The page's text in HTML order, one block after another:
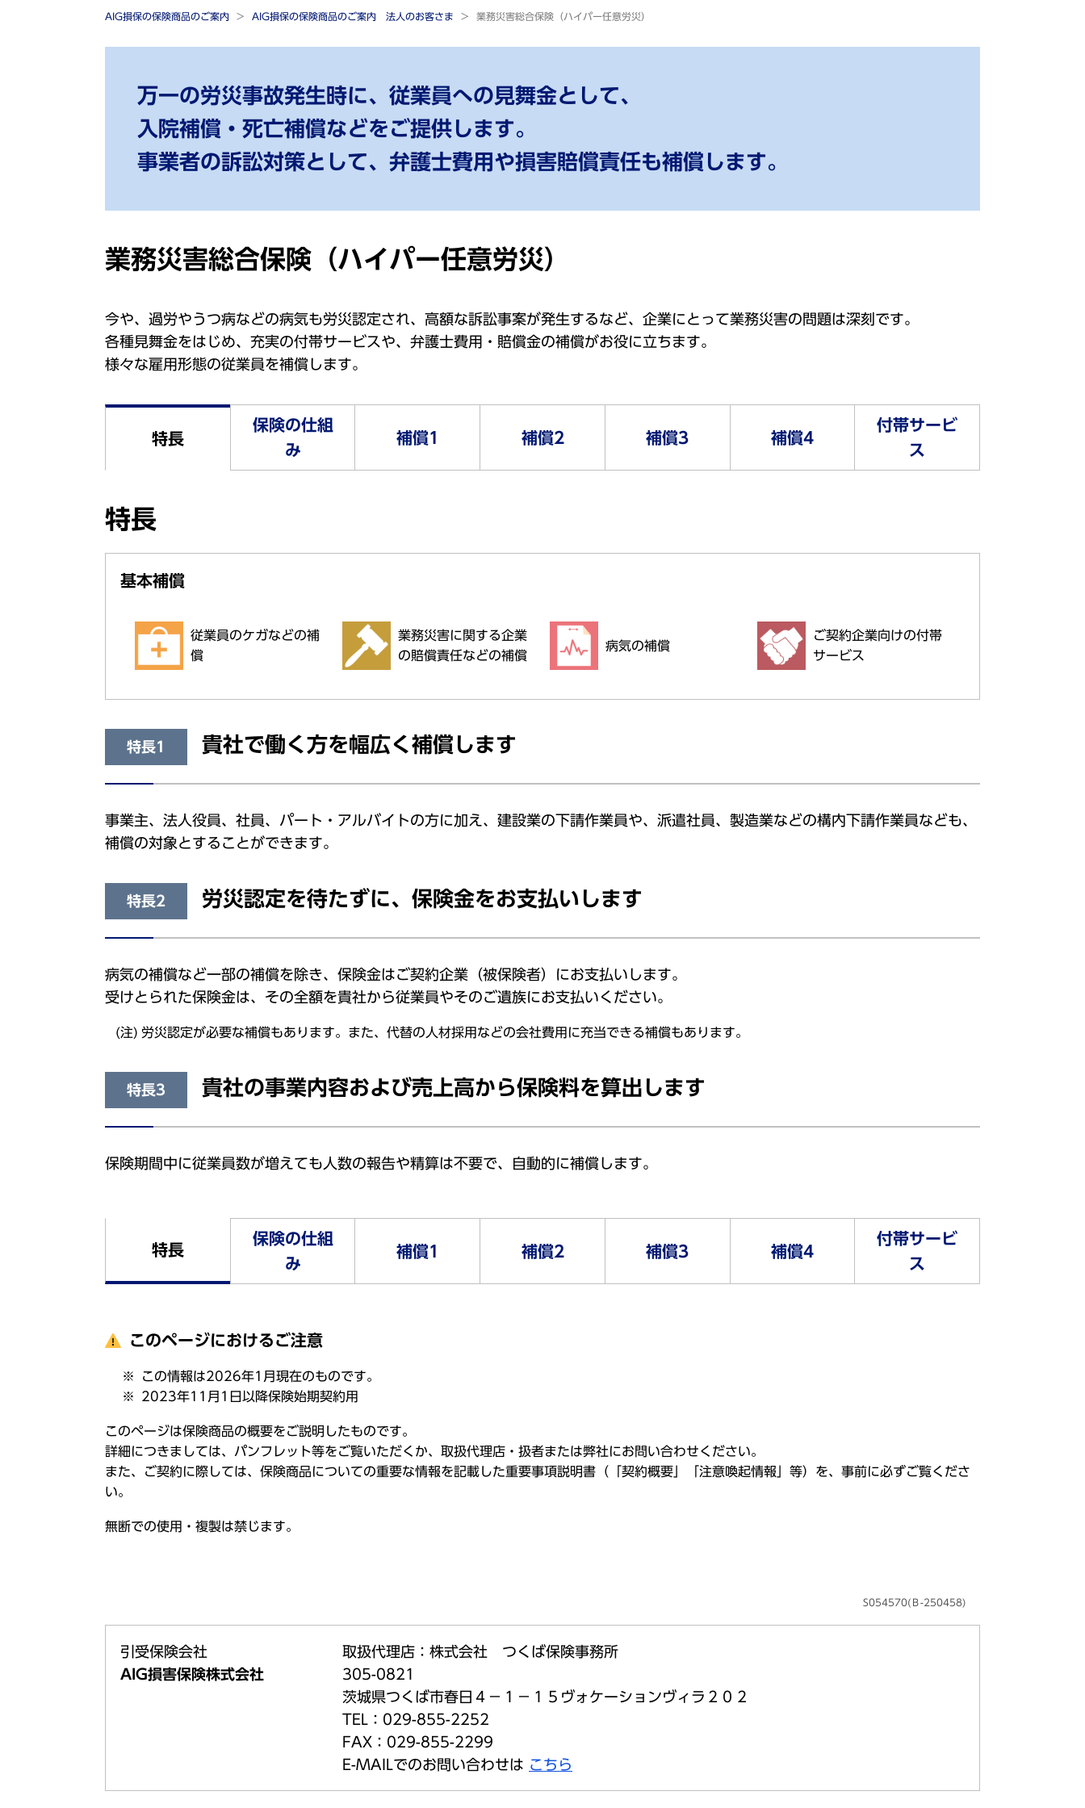
AIG損保の保険商品のご案内 AIG損保の保険商品のご案内 法人のお客さま 業務災害総合保険（ハイパー任意労災）
万一の労災事故発生時に、従業員への見舞金として、
入院補償・死亡補償などをご提供します。
事業者の訴訟対策として、弁護士費用や損害賠償責任も補償します。
業務災害総合保険（ハイパー任意労災）
今や、過労やうつ病などの病気も労災認定され、高額な訴訟事案が発生するなど、企業にとって業務災害の問題は深刻です。
各種見舞金をはじめ、充実の付帯サービスや、弁護士費用・賠償金の補償がお役に立ちます。
様々な雇用形態の従業員を補償します。
特長
保険の仕組
み
補償1 補償2 補償3 補償4
付帯サービ
ス
特長
基本補償
従業員のケガなどの補
償
業務災害に関する企業
の賠償責任などの補償
病気の補償
ご契約企業向けの付帯
サービス
特長1 貴社で働く方を幅広く補償します
事業主、法人役員、社員、パート・アルバイトの方に加え、建設業の下請作業員や、派遣社員、製造業などの構内下請作業員なども、
補償の対象とすることができます。
特長2 労災認定を待たずに、保険金をお支払いします
病気の補償など一部の補償を除き、保険金はご契約企業（被保険者）にお支払いします。
受けとられた保険金は、その全額を貴社から従業員やそのご遺族にお支払いください。
労災認定が必要な補償もあります。また、代替の人材採用などの会社費用に充当できる補償もあります。
特長3 貴社の事業内容および売上高から保険料を算出します
保険期間中に従業員数が増えても人数の報告や精算は不要で、自動的に補償します。
特長
保険の仕組
み
補償1 補償2 補償3 補償4
付帯サービ
ス
このページにおけるご注意
この情報は2026年1月現在のものです。
2023年11月1日以降保険始期契約用
このページは保険商品の概要をご説明したものです。
詳細につきましては、パンフレット等をご覧いただくか、取扱代理店・扱者または弊社にお問い合わせください。
また、ご契約に際しては、保険商品についての重要な情報を記載した重要事項説明書（「契約概要」「注意喚起情報」等）を、事前に必ずご覧くださ
い。
無断での使用・複製は禁じます。
S054570(Ｂ-250458)
引受保険会社
AIG損害保険株式会社
取扱代理店：株式会社 つくば保険事務所
305-0821
茨城県つくば市春日４－１－１５ヴォケーションヴィラ２０２
TEL：029-855-2252
FAX：029-855-2299
E-MAILでのお問い合わせは こちら